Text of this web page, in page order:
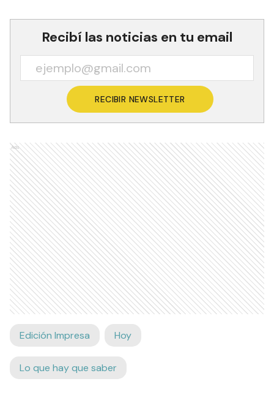
Recibí las noticias en tu email
RECIBIR NEWSLETTER
Ads
Edición Impresa Hoy
Lo que hay que saber